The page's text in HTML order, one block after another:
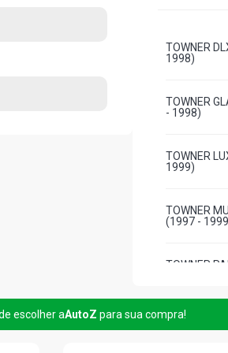
TOWNER
1998)
TOWNER
- 1998)
TOWNER
1999)
TOWNER
(1997 -
TOWNER
TOWNER
1998)
escolher aAutoZ para sua compra!